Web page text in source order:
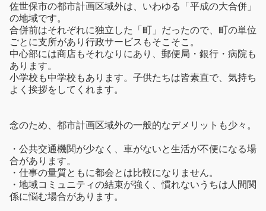
佐世保市の都市計画区域外は、いわゆる「平成の大合併」
の地域です。
合併前はそれぞれに独立した「町」だったので、町の単位
ごとに支所があり行政サービスもそこそこ。
中心部には商店もそれなりにあり、郵便局・銀行・病院も
あります。
小学校も中学校もあります。子供たちは皆素直で、気持ち
よく挨拶をしてくれます。
念のため、都市計画区域外の一般的なデメリットも少々。
・公共交通機関が少なく、車がないと生活が不便になる場
合があります。
・仕事の量質ともに都会とは比較になりません。
・地域コミュニティの結束が強く、慣れないうちは人間関
係に悩む場合があります。